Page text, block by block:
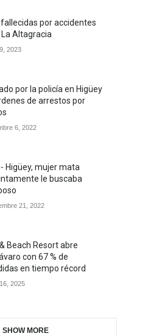
por accidentes
Altagracia
2023
por la policía en Higüey
de arrestos por
6, 2022
Higüey, mujer mata
le buscaba
21, 2022
Beach Resort abre
con 67 % de
en tiempo récord
2025
SHOW MORE